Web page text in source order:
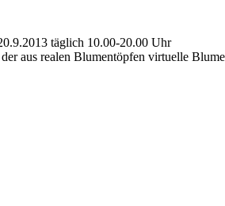
täglich 10.00-20.00 Uhr
aus realen Blumentöpfen virtuelle